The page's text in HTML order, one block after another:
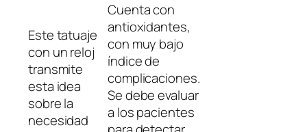
Este tatuaje
con un reloj
transmite
esta idea
sobre la
necesidad
Cuenta con
antioxidantes,
con muy bajo
índice de
complicaciones.
Se debe evaluar
a los pacientes